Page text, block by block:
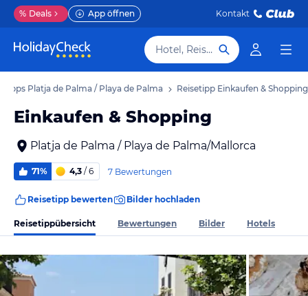
% Deals App öffnen Kontakt
Hotel, Reiseziel
Platja de Palma / Playa de Palma Reisetipp Einkaufen & Shopping
Einkaufen & Shopping
Platja de Palma / Playa de Palma/Mallorca
71% 4,3 / 6 7 Bewertungen
Reisetipp bewerten Bilder hochladen
Reisetippübersicht Bewertungen Bilder Hotels